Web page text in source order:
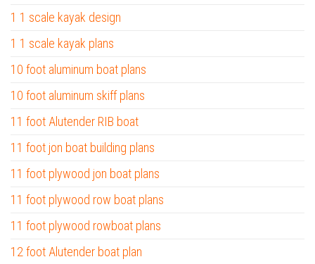
1 1 scale kayak design
1 1 scale kayak plans
10 foot aluminum boat plans
10 foot aluminum skiff plans
11 foot Alutender RIB boat
11 foot jon boat building plans
11 foot plywood jon boat plans
11 foot plywood row boat plans
11 foot plywood rowboat plans
12 foot Alutender boat plan